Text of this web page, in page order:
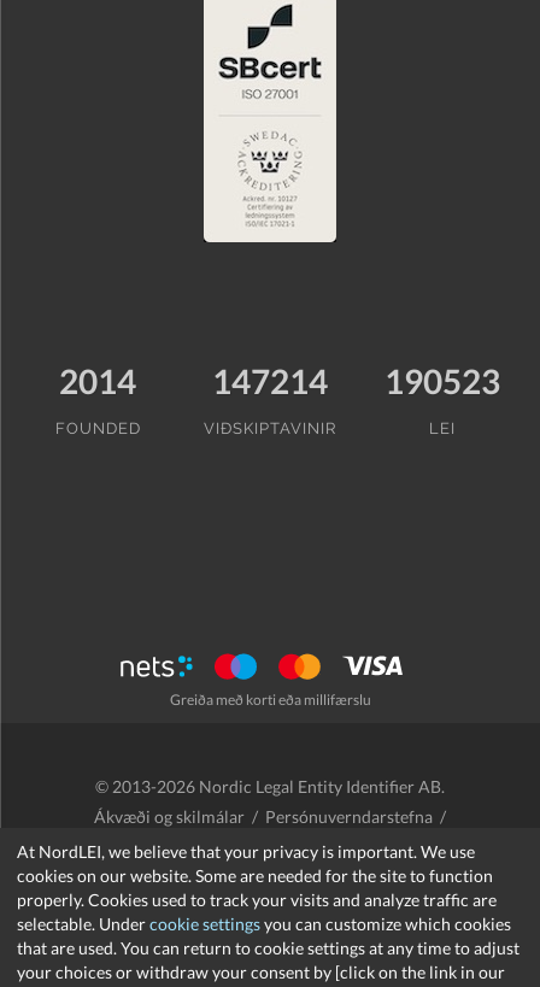
At NordLEI, we believe that your privacy is important. We use
cookies on our website. Some are needed for the site to function
properly. Cookies used to track your visits and analyze traffic are
selectable. Undercookie settingsyou can customize which cookies
that are used. You can return to cookie settings at any time to adjust
your choices or withdraw your consent by [click on the link in our
2014
FOUNDED
147214
VIÐSKIPTAVINIR
190523
LEI
Greiða með korti eða millifærslu
© 2013-2026 Nordic Legal Entity Identifier AB.
Ákvæði og skilmálar / Persónuverndarstefna /
Endurgreiðslustefna / Cookies
support@nordlei.org